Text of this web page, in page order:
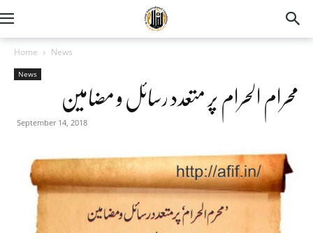
Home News
News
محرام الحرام پر متعدد رسائل و مضامین
September 14, 2018